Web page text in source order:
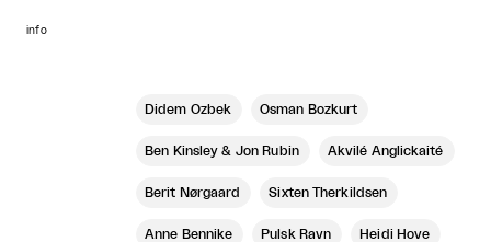
info
Didem Özbek Osman Bozkurt
Ben Kinsley & Jon Rubin Akvilé Anglickaité
Berit Nørgaard Sixten Therkildsen
Anne Bennike Pulsk Ravn Heidi Hove